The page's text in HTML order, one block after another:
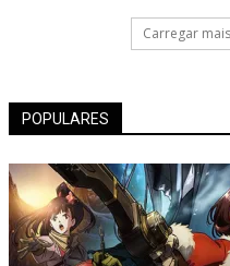
Carregar mais
POPULARES